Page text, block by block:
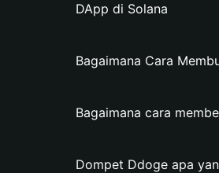
DApp di Solana
Bagaimana Cara
Bagaimana cara
Dompet Ddoge apa